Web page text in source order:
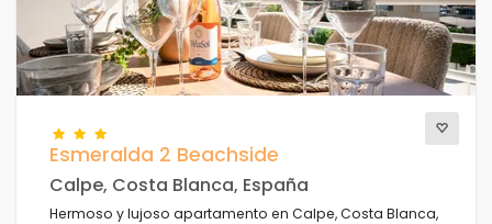
Esmeralda 2 Beachside
Calpe, Costa Blanca, España
Hermoso y lujoso apartamento en Calpe, Costa Blanca,